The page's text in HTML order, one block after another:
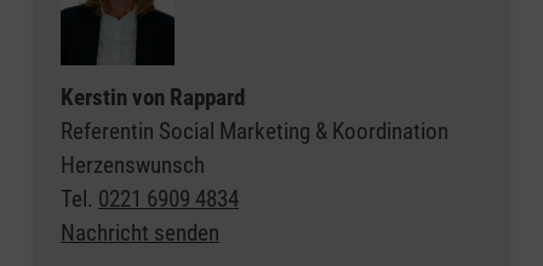
Kerstin von Rappard
Referentin Social Marketing & Koordination
Herzenswunsch
Tel. 0221 6909 4834
Nachricht senden